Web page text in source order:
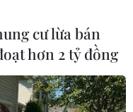
cư lừa bán
hơn 2 tỷ đồng